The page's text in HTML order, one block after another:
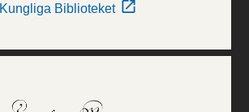
Kungliga Biblioteket